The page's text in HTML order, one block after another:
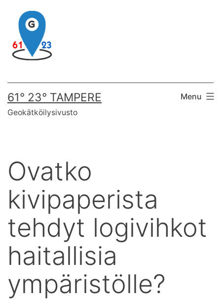
content
61° 23° TAMPERE
Geokätköilysivusto
Menu
Ovatko
kivipaperista
tehdyt logivihkot
haitallisia
ympäristölle?